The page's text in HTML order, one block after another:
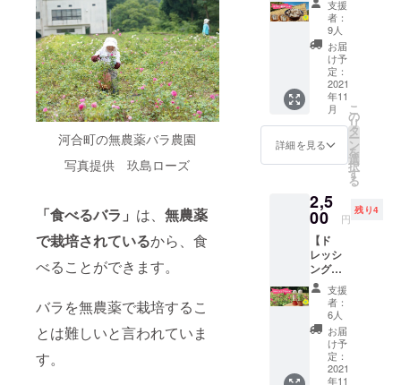
河合町の無農薬バラ農園
写真提供 玖島ローズ
「食べるバラ」 は、 無農薬
で栽培されているから、食
べることができます。
バラを無農薬で栽培するこ
とは難しいと言われていま
す。
送から1
マト
ジュー
ス３種
類飲み
比べ
セット
(180ml
3本)
寺田農
園,井関
尾農園
賞味期
限 寺
田農
園
2022年
10月 井
関農
園
2022年
8月 長
尾農
園
2022年
付き食
事券で
す。 常
連さん
から観
光の方
までぜ
ひご利
用くだ
さい。
ます。
花びら
入り味
噌煎
餅 3袋
2.味噌
煎餅 3
袋 3.生
しょう
が入り
味噌煎
味噌煎
餅 1袋
5.ちょ
こっと
緑茶玄
米入り
味噌煎
餅 2袋
6.ちょ
こっと
お芋入
り味噌
煎餅 1
け内容
◆ ●飛
騨河合
産令和3
年 はさ
干しコ
シヒカ
リ 白
米4kg ●
醤油め
しの
素 2合
個 飛
騨かわ
いやま
さち工
房 ●酢
めしの
素 2
合用
１個
飛騨か
わいや
まさち
工房 ●
支援
者：
9人
お届
け予
定：
2021
年11
月
詳細を見る
こ
の
リ
タ
ー
ン
を
選
択
す
る
2,5
00 円
残り4
【ド
レッシ
ング
セッ
ト】 ◆
お届け
内容◆
●バラ酢
ドレッ
シング
支援
者：
6人
お届
け予
定：
2021
年11